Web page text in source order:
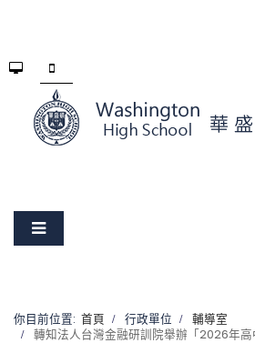
你目前位置: 首頁 行政單位
輔導室
轉知法人台灣金融研訓院舉辦「2026年